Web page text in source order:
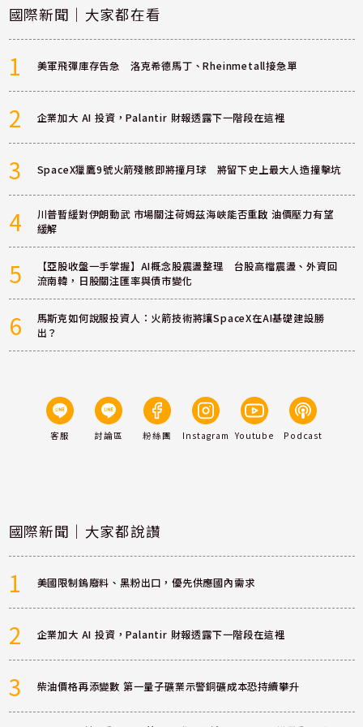
國際新聞｜大家都在看
1 美軍飛彈庫存告急 洛克希德馬丁、Rheinmetall接急單
2 企業加大 AI 投資，Palantir 財報透露下一階段在這裡
3 SpaceX獵鷹9號火箭殘骸即將撞月球 將留下史上最大人造撞擊坑
4
川普暫緩對伊朗動武 市場關注荷姆茲海峽能否重啟 油價壓力有望
緩解
5
【亞股收盤一手掌握】AI概念股震盪整理 台股高檔震盪、外資回
流南韓，日股關注匯率與債市變化
6
馬斯克如何說服投資人：火箭技術將讓SpaceX在AI基礎建設勝
出？
客服 討論區 粉絲團 Instagram Youtube Podcast
國際新聞｜大家都說讚
1 美國限制鎢廢料、黑粉出口，優先供應國內需求
2 企業加大 AI 投資，Palantir 財報透露下一階段在這裡
3 柴油價格再添變數 第一量子礦業示警銅礦成本恐持續攀升